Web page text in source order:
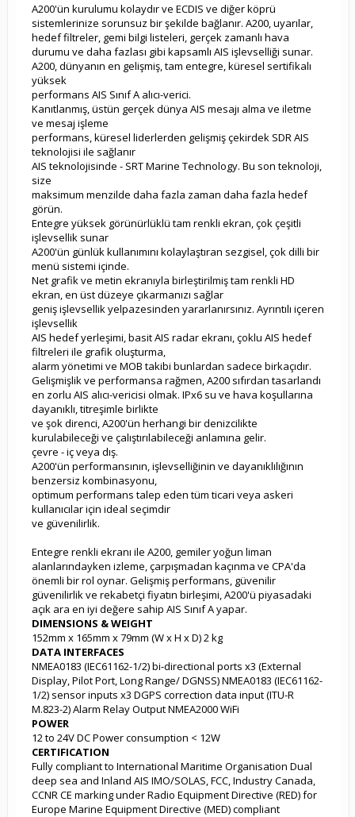
A200'ün kurulumu kolaydır ve ECDIS ve diğer köprü
sistemlerinize sorunsuz bir şekilde bağlanır. A200, uyarılar,
hedef filtreler, gemi bilgi listeleri, gerçek zamanlı hava
durumu ve daha fazlası gibi kapsamlı AIS işlevselliği sunar.
A200, dünyanın en gelişmiş, tam entegre, küresel sertifikalı
yüksek
performans AIS Sınıf A alıcı-verici.
Kanıtlanmış, üstün gerçek dünya AIS mesajı alma ve iletme
ve mesaj işleme
performans, küresel liderlerden gelişmiş çekirdek SDR AIS
teknolojisi ile sağlanır
AIS teknolojisinde - SRT Marine Technology. Bu son teknoloji,
size
maksimum menzilde daha fazla zaman daha fazla hedef
görün.
Entegre yüksek görünürlüklü tam renkli ekran, çok çeşitli
işlevsellik sunar
A200'ün günlük kullanımını kolaylaştıran sezgisel, çok dilli bir
menü sistemi içinde.
Net grafik ve metin ekranıyla birleştirilmiş tam renkli HD
ekran, en üst düzeye çıkarmanızı sağlar
geniş işlevsellik yelpazesinden yararlanırsınız. Ayrıntılı içeren
işlevsellik
AIS hedef yerleşimi, basit AIS radar ekranı, çoklu AIS hedef
filtreleri ile grafik oluşturma,
alarm yönetimi ve MOB takibi bunlardan sadece birkaçıdır.
Gelişmişlik ve performansa rağmen, A200 sıfırdan tasarlandı
en zorlu AIS alıcı-vericisi olmak. IPx6 su ve hava koşullarına
dayanıklı, titreşimle birlikte
ve şok direnci, A200'ün herhangi bir denizcilikte
kurulabileceği ve çalıştırılabileceği anlamına gelir.
çevre - iç veya dış.
A200'ün performansının, işlevselliğinin ve dayanıklılığının
benzersiz kombinasyonu,
optimum performans talep eden tüm ticari veya askeri
kullanıcılar için ideal seçimdir
ve güvenilirlik.
Entegre renkli ekranı ile A200, gemiler yoğun liman
alanlarındayken izleme, çarpışmadan kaçınma ve CPA'da
önemli bir rol oynar. Gelişmiş performans, güvenilir
güvenilirlik ve rekabetçi fiyatın birleşimi, A200'ü piyasadaki
açık ara en iyi değere sahip AIS Sınıf A yapar.
DIMENSIONS & WEIGHT
152mm x 165mm x 79mm (W x H x D) 2 kg
DATA INTERFACES
NMEA0183 (IEC61162-1/2) bi-directional ports x3 (External
Display, Pilot Port, Long Range/ DGNSS) NMEA0183 (IEC61162-
1/2) sensor inputs x3 DGPS correction data input (ITU-R
M.823-2) Alarm Relay Output NMEA2000 WiFi
POWER
12 to 24V DC Power consumption < 12W
CERTIFICATION
Fully compliant to International Maritime Organisation Dual
deep sea and Inland AIS IMO/SOLAS, FCC, Industry Canada,
CCNR CE marking under Radio Equipment Directive (RED) for
Europe Marine Equipment Directive (MED) compliant